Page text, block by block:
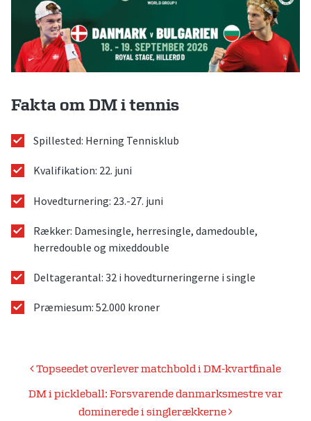
Fakta om DM i tennis
Spillested: Herning Tennisklub
Kvalifikation: 22. juni
Hovedturnering: 23.-27. juni
Rækker: Damesingle, herresingle, damedouble,
herredouble og mixeddouble
Deltagerantal: 32 i hovedturneringerne i single
Præmiesum: 52.000 kroner
Indlægsnavigation
Topseedet overlever matchbold i DM-kvartfinale
DM i pickleball: Forsvarende danmarksmestre var
dominerede i singlerækkerne